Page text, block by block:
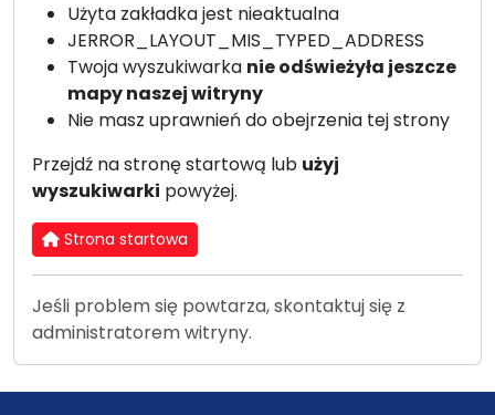
Użyta zakładka jest nieaktualna
JERROR_LAYOUT_MIS_TYPED_ADDRESS
Twoja wyszukiwarka nie odświeżyła jeszcze
mapy naszej witryny
Nie masz uprawnień do obejrzenia tej strony
Przejdź na stronę startową lub użyj
wyszukiwarki powyżej.
Strona startowa
Jeśli problem się powtarza, skontaktuj się z
administratorem witryny.